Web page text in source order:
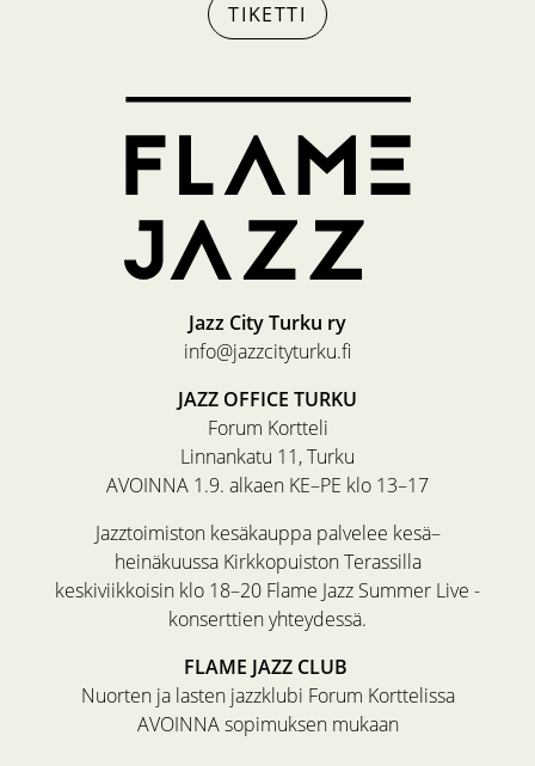
TIKETTI
Jazz City Turku ry
info@jazzcityturku.fi
JAZZ OFFICE TURKU
Forum Kortteli
Linnankatu 11, Turku
AVOINNA 1.9. alkaen KE–PE klo 13–17
Jazztoimiston kesäkauppa palvelee kesä–
heinäkuussa Kirkkopuiston Terassilla
keskiviikkoisin klo 18–20 Flame Jazz Summer Live -
konserttien yhteydessä.
FLAME JAZZ CLUB
Nuorten ja lasten jazzklubi Forum Korttelissa
AVOINNA sopimuksen mukaan